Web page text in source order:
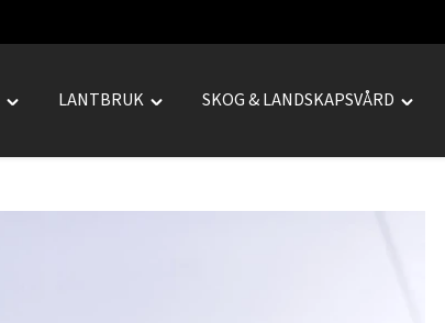
Toggle
LANTBRUK
Toggle
SKOG & LANDSKAPSVÅRD
Toggle